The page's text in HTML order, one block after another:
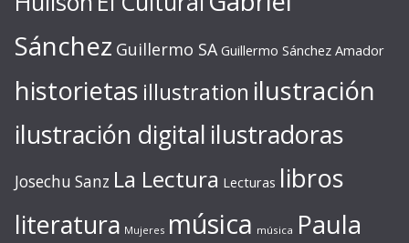
Sánchez Guillermo SA Guillermo Sánchez Amador
historietas illustration ilustración
ilustración digital ilustradoras
Josechu Sanz La Lectura Lecturas libros
literatura Mujeres música música Paula